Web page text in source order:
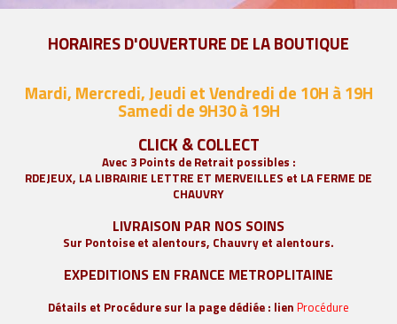
HORAIRES D'OUVERTURE DE LA BOUTIQUE
Mardi, Mercredi, Jeudi et Vendredi de 10H à 19H
Samedi de 9H30 à 19H
CLICK & COLLECT
Avec 3 Points de Retrait possibles :
RDEJEUX, LA LIBRAIRIE LETTRE ET MERVEILLES et LA FERME DE
CHAUVRY
LIVRAISON PAR NOS SOINS
Sur Pontoise et alentours, Chauvry et alentours.
EXPEDITIONS EN FRANCE METROPLITAINE
Détails et Procédure sur la page dédiée : lien Procédure